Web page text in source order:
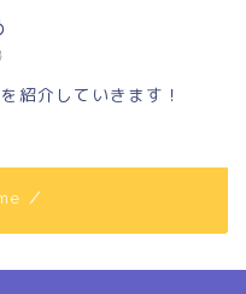
紹介していきます！
／